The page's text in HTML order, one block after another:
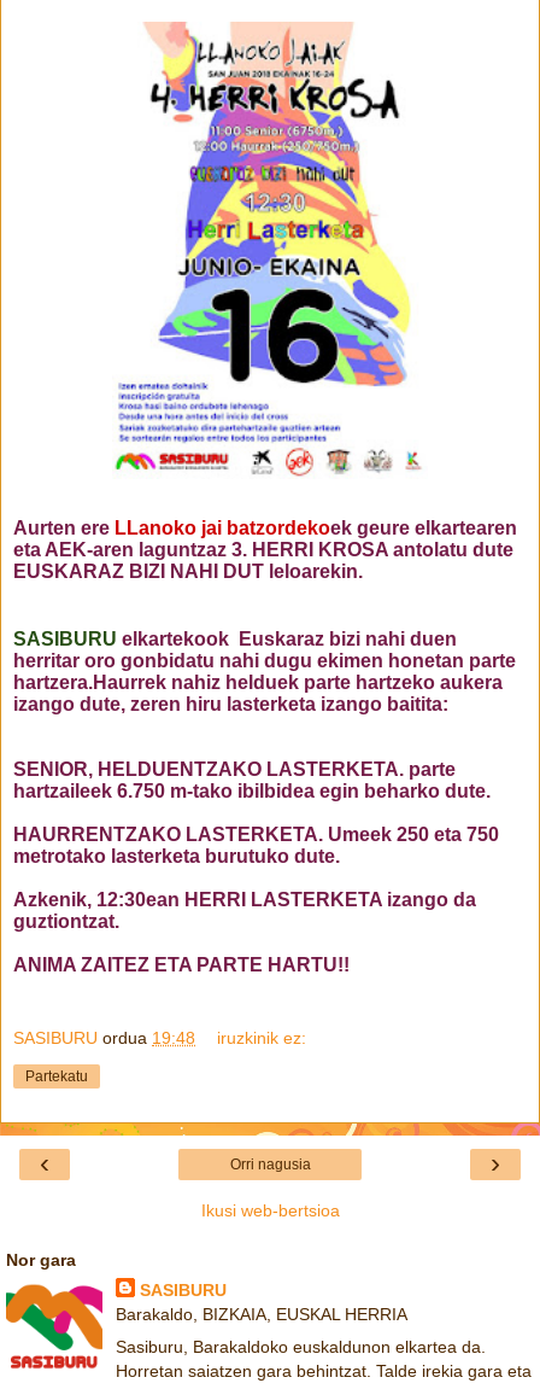
Aurten ere LLanoko jai batzordekoek geure elkartearen
eta AEK-aren laguntzaz 3. HERRI KROSA antolatu dute
EUSKARAZ BIZI NAHI DUT leloarekin.
SASIBURU elkartekook Euskaraz bizi nahi duen
herritar oro gonbidatu nahi dugu ekimen honetan parte
hartzera.Haurrek nahiz helduek parte hartzeko aukera
izango dute, zeren hiru lasterketa izango baitita:
SENIOR, HELDUENTZAKO LASTERKETA. parte
hartzaileek 6.750 m-tako ibilbidea egin beharko dute.
HAURRENTZAKO LASTERKETA. Umeek 250 eta 750
metrotako lasterketa burutuko dute.
Azkenik, 12:30ean HERRI LASTERKETA izango da
guztiontzat.
ANIMA ZAITEZ ETA PARTE HARTU!!
SASIBURU ordua 19:48 iruzkinik ez:
Partekatu
‹ ›
Orri nagusia
Ikusi web-bertsioa
Nor gara
SASIBURU
Barakaldo, BIZKAIA, EUSKAL HERRIA
Sasiburu, Barakaldoko euskaldunon elkartea da.
Horretan saiatzen gara behintzat. Talde irekia gara eta